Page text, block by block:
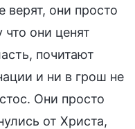
верят, они просто
они ценят
почитают
и ни в грош не
Они просто
от Христа,